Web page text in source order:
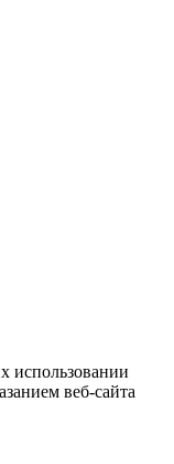
использовании
веб-сайта